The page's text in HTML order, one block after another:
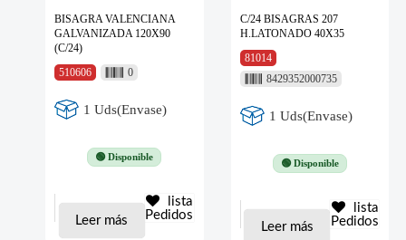
BISAGRA VALENCIANA
GALVANIZADA 120X90
(C/24)
510606
0
1 Uds(Envase)
🟢 Disponible
Leer más
lista
Pedidos
C/24 BISAGRAS 207
H.LATONADO 40X35
81014
8429352000735
1 Uds(Envase)
🟢 Disponible
Leer más
lista
Pedidos